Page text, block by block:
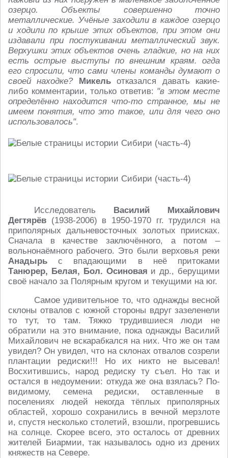
озерцо. Объекты совершенно точно
металлические. Учёные заходили в каждое озерцо
и ходили по крыше этих объектов, при этом они
издавали при постукивании металлический звук.
Верхушки этих объектов очень гладкие, но на них
есть острые выступы по внешним краям. огда
его спросили, что сами члены команды думают о
своей находке? Микельотказался давать какие-
либо комментарии, только ответив: "в этом месте
определённо находится что-то странное, мы не
имеем понятия, что это такое, или для чего оно
использовалось".
Исследователь Василий Михайлович
Дегтярёв (1938-2006) в 1950-1970 гг. трудился на
приполярных дальневосточных золотых приисках.
Сначала в качестве заключённого, а потом –
вольнонаёмного рабочего. Это были верховья реки
Анадырь с впадающими в неё притоками
Танюрер, Белая, Бол. Осиновая и др., берущими
своё начало за Полярным кругом и текущими на юг.
Самое удивительное то, что однажды весной
склоны отвалов с южной стороны вдруг зазеленели
то тут, то там. Тяжко трудившиеся люди не
обратили на это внимание, пока однажды Василий
Михайлович не вскарабкался на них. Что же он там
увидел? Он увидел, что на склонах отвалов созрели
плантации редиски!!! Но их никто не высевал!
Восхитившись, народ редиску ту съел. Но так и
остался в недоумении: откуда же она взялась? По-
видимому, семена редиски, оставленные в
поселениях людей некогда тёплых приполярных
областей, хорошо сохранились в вечной мерзлоте
и, спустя несколько столетий, взошли, прогревшись
на солнце. Скорее всего, это осталось от древних
жителей Биармии, так называлось одно из дрених
княжеств на Севере.